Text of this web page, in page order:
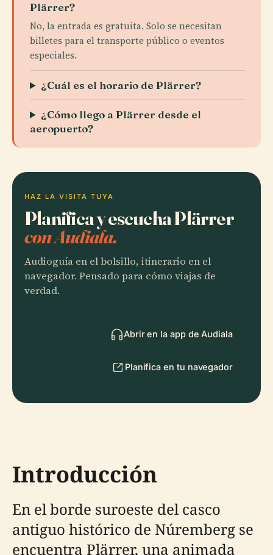
Plärrer?
No, la entrada es gratuita. Solo se necesitan
billetes para el transporte público o eventos
especiales.
¿Cuál es el horario de Plärrer?
¿Cómo llego a Plärrer desde el
aeropuerto?
HAZ LA VISITA TUYA
Planifica y escucha Plärrer
con Audiala.
Audioguía en el bolsillo, itinerario en el
navegador. Pensado para cómo viajas de
verdad.
Abrir en la app de Audiala
Planifica en tu navegador
Introducción
En el borde suroeste del casco
antiguo histórico de Núremberg se
encuentra Plärrer, una animada